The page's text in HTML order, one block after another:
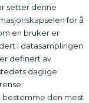
setter denne
for å
en bruker er
i datasamplingen
definert av
daglige
bestemme den mest